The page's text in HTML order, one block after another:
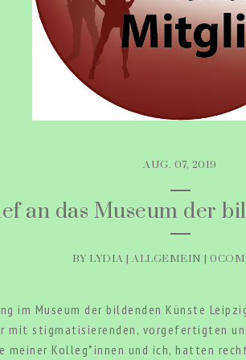
AUG. 07, 2019
an das Museum der
BY LYDIA | ALLGEMEIN |
im Museum der bildenden Künste
stigmatisierenden, vorgefertigten
meiner Kolleg*innen und ich, hatten